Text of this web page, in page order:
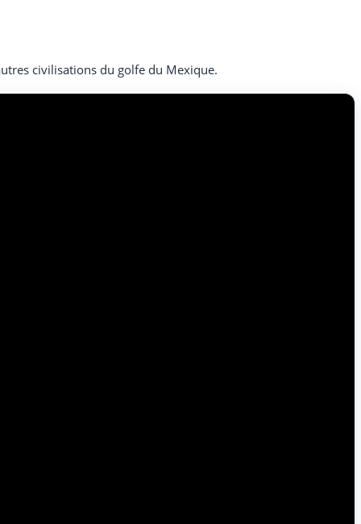
civilisations du golfe du Mexique.